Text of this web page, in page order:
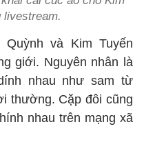
livestream.
và Kim Tuyến
giới. Nguyên nhân là
nhau như sam từ
thường. Cặp đôi cũng
nhau trên mạng xã